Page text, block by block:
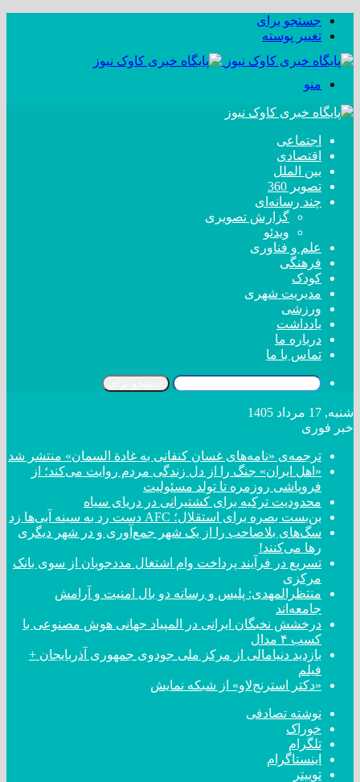
جستجو برای
تغییر پوسته
منو
اجتماعی
اقتصادی
بین الملل
تصویر 360
چند رسانه‌ای
گزارش تصویری
ویدئو
علم و فناوری
فرهنگی
کودک
مدیریت شهری
ورزشی
یادداشت
درباره ما
تماس با ما
شنبه, 17 مرداد 1405
خبر فوری
ترجمه‌ی «نامه‌های غسان کنفانی به غادة السمان» منتشر شد
«اهل ایران» جنگ را از دل زندگی مردم روایت می‌کند؛ از
فروپاشی روزمره تا تولد مسئولیت
محدودیت ترکیه برای کشتیرانی در دریای سیاه
بن‌بست بصره برای استقلال؛ AFC دست رد به سینه آبی‌ها زد
سگ‌های بلاصاحب را از یک شهر جمع‌آوری و در شهر دیگری
رها می‌کنند!
تسریع در فرآیند پرداخت وام اشتغال مددجویان از سوی بانک
مرکزی
منتظرالمهدی: پلیس و رسانه دو بال امنیت و آرامش
جامعه‌اند
درخشش نخبگان ایرانی در المپیاد جهانی هوش مصنوعی با
کسب ۴ مدال
بازدید دنیامالی از مرکز ملی جودوی جمهوری آذربایجان +
فیلم
«دکتر استرنج‌لاو» از شبکه نمایش
نوشته تصادفی
خوراک
تلگرام
اینستاگرام
توییتر